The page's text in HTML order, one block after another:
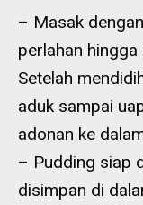
– Masak
perlahan hingga
Setelah
aduk sampai
adonan ke
– Pudding siap
disimpan di